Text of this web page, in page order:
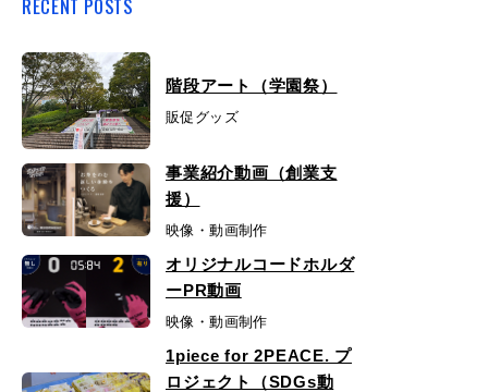
RECENT POSTS
階段アート（学園祭）
販促グッズ
事業紹介動画（創業支
援）
映像・動画制作
オリジナルコードホルダ
ーPR動画
映像・動画制作
1piece for 2PEACE. プ
ロジェクト（SDGs動